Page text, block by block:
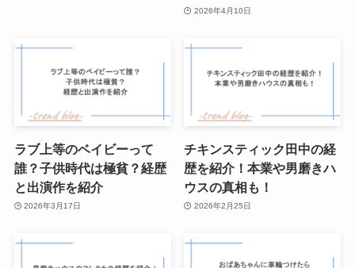
2026年4月10日
ラブ上等のベイビーって
誰？子供時代は極貧？経歴
と出演作を紹介
2026年3月17日
チキンスティック田中の経
歴を紹介！本業や男磨きハ
ウスの真相も！
2026年2月25日